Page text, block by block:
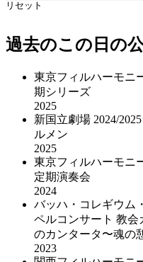
リセット
過去のこの日の
東京フィルハーモニ
期シリーズ
2025
新国立劇場 2024/
ルメン
2025
東京フィルハーモニ
定期演奏会
2024
バッハ・コレギウム
ペルコンサート 教会
のカンタータ〜魂の
2023